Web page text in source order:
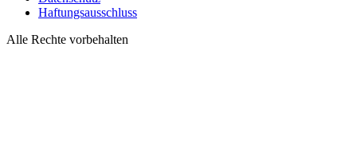
Haftungsausschluss
Alle Rechte vorbehalten